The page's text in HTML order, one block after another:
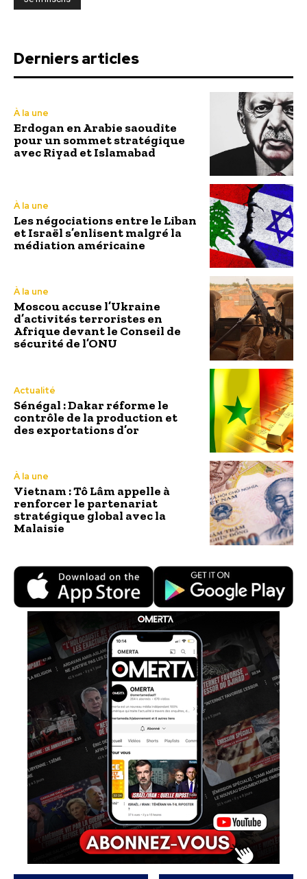
Derniers articles
À la une
Erdogan en Arabie saoudite
pour un sommet stratégique
avec Riyad et Islamabad
À la une
Les négociations entre le Liban
et Israël s’enlisent malgré la
médiation américaine
À la une
Moscou accuse l’Ukraine
d’activités terroristes en
Afrique devant le Conseil de
sécurité de l’ONU
Actualité
Sénégal : Dakar réforme le
contrôle de la production et
des exportations d’or
À la une
Vietnam : Tô Lâm appelle à
renforcer le partenariat
stratégique global avec la
Malaisie